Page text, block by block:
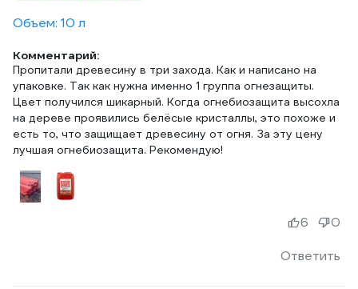
Объем: 10 л
Комментарий:
Пропитали древесину в три захода. Как и написано на
упаковке. Так как нужна именно 1 группа огнезащиты.
Цвет получился шикарный. Когда огнебиозащита высохла
на дереве проявились белёсые кристаллы, это похоже и
есть то, что защищает древесину от огня. За эту цену
лучшая огнебиозащита. Рекомендую!
Ответить
6 0